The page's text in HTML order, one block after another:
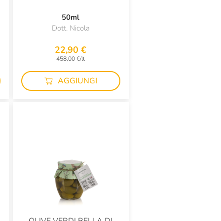
50ml
Dott. Nicola
22,90 €
458,00 €/lt
AGGIUNGI